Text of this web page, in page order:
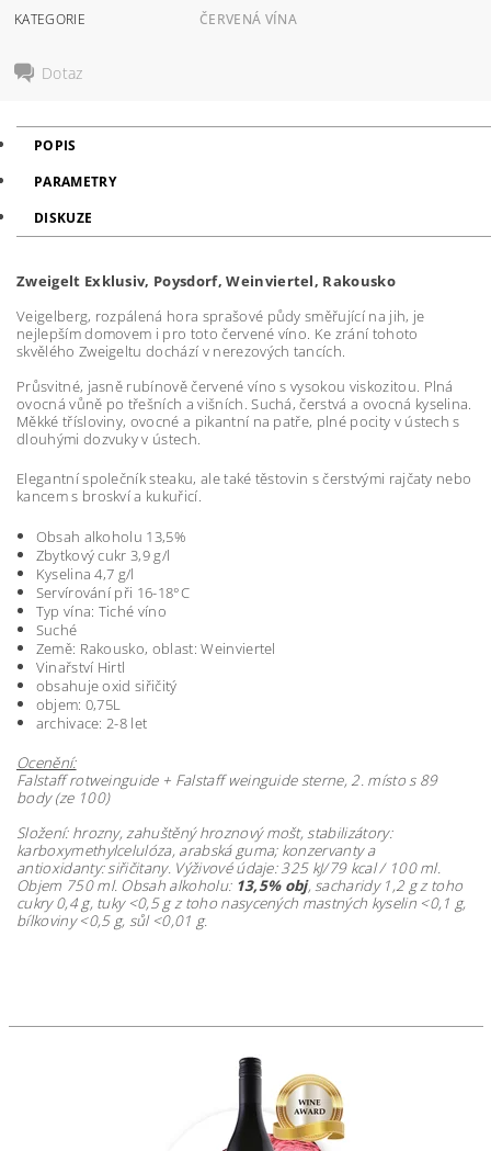
KATEGORIE
ČERVENÁ VÍNA
Dotaz
POPIS
PARAMETRY
DISKUZE
Zweigelt Exklusiv, Poysdorf, Weinviertel, Rakousko
Veigelberg, rozpálená hora sprašové půdy směřující na jih, je
nejlepším domovem i pro toto červené víno. Ke zrání tohoto
skvělého Zweigeltu dochází v nerezových tancích.
Průsvitné, jasně rubínově červené víno s vysokou viskozitou. Plná
ovocná vůně po třešních a višních. Suchá, čerstvá a ovocná kyselina.
Měkké třísloviny, ovocné a pikantní na patře, plné pocity v ústech s
dlouhými dozvuky v ústech.
Elegantní společník steaku, ale také těstovin s čerstvými rajčaty nebo
kancem s broskví a kukuřicí.
Obsah alkoholu 13,5%
Zbytkový cukr 3,9 g/l
Kyselina 4,7 g/l
Servírování při 16-18°C
Typ vína: Tiché víno
Suché
Země: Rakousko, oblast: Weinviertel
Vinařství Hirtl
obsahuje oxid siřičitý
objem: 0,75L
archivace: 2-8 let
Ocenění:
Falstaff rotweinguide + Falstaff weinguide sterne, 2. místo s 89
body (ze 100)
Složení: hrozny, zahuštěný hroznový mošt, stabilizátory:
karboxymethylcelulóza, arabská guma; konzervanty a
antioxidanty:siřičitany. Výživové údaje: 325 kJ/79 kcal / 100 ml.
Objem 750 ml. Obsah alkoholu: 13,5% obj, sacharidy 1,2 g z toho
cukry0,4 g, tuky <0,5 g z toho nasycených mastných kyselin <0,1 g,
bílkoviny <0,5 g, sůl <0,01 g.